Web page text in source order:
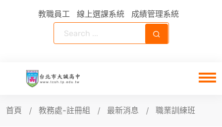
教職員工 線上選課系統 成績管理系統
首頁 教務處-註冊組 最新消息 職業訓練班